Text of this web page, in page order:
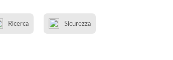
Ricerca Sicurezza